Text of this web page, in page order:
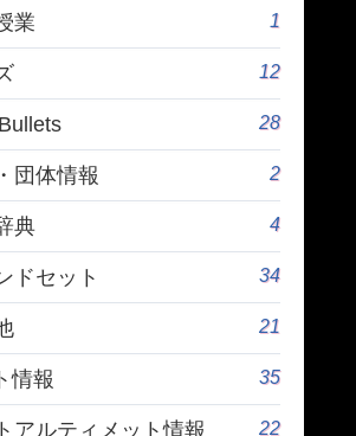
業 1
12
28
団体情報 2
典 4
ドセット 34
21
情報 35
アルティメット情報 22